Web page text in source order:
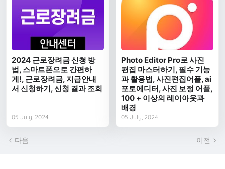
2024 근로장려금 신청 방
법, 스마트폰으로 간편하
게!, 근로장려금, 지급안내
서 신청하기, 신청 결과 조회
05 July, 2024
Photo Editor Pro로 사진
편집 마스터하기, 필수 기능
과 활용법, 사진편집어플, ai
포토에디터, 사진 보정 어플,
100 + 이상의 레이아웃과
배경
05 July, 2024
다음 이전